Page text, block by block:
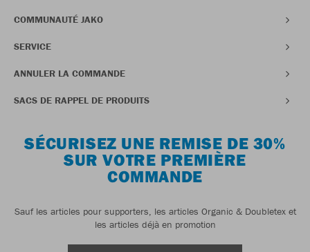
COMMUNAUTÉ JAKO
SERVICE
ANNULER LA COMMANDE
SACS DE RAPPEL DE PRODUITS
SÉCURISEZ UNE REMISE DE 30%
SUR VOTRE PREMIÈRE
COMMANDE
Sauf les articles pour supporters, les articles Organic & Doubletex et
les articles déjà en promotion